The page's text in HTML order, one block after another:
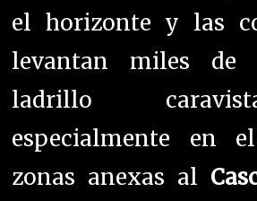
el horizonte y las
levantan miles de
ladrillo
especialmente en
zonas anexas al